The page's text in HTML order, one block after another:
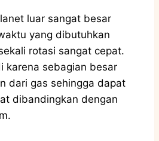
luar sangat besar
yang dibutuhkan
rotasi sangat cepat.
karena sebagian besar
dari gas sehingga dapat
dibandingkan dengan